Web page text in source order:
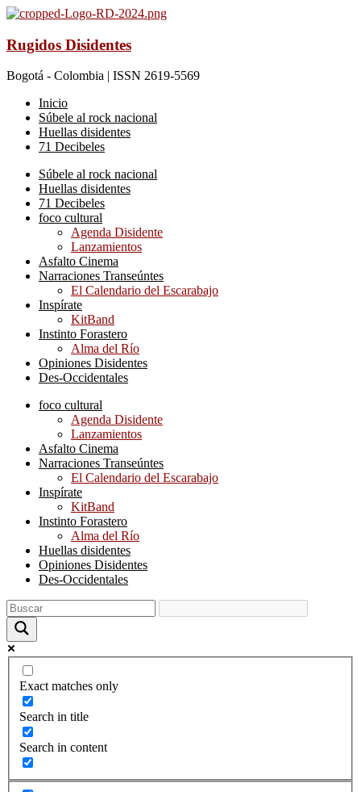
Rugidos Disidentes
Bogotá - Colombia | ISSN 2619-5569
Inicio
Súbele al rock nacional
Huellas disidentes
71 Decibeles
Súbele al rock nacional
Huellas disidentes
71 Decibeles
foco cultural
Agenda Disidente
Lanzamientos
Asfalto Cinema
Narraciones Transeúntes
El Calendario del Escarabajo
Inspírate
KitBand
Instinto Forastero
Alma del Río
Opiniones Disidentes
Des-Occidentales
foco cultural
Agenda Disidente
Lanzamientos
Asfalto Cinema
Narraciones Transeúntes
El Calendario del Escarabajo
Inspírate
KitBand
Instinto Forastero
Alma del Río
Huellas disidentes
Opiniones Disidentes
Des-Occidentales
Exact matches only
Search in title
Search in content